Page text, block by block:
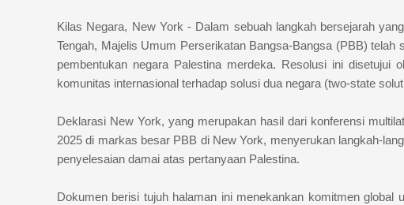
Kilas Negara, New York - Dalam sebuah langkah bersejarah
Tengah, Majelis Umum Perserikatan Bangsa-Bangsa (PBB)
pembentukan negara Palestina merdeka. Resolusi ini disetujui
komunitas internasional terhadap solusi dua negara (two-state
Deklarasi New York, yang merupakan hasil dari konferensi
2025 di markas besar PBB di New York, menyerukan langkah-
penyelesaian damai atas pertanyaan Palestina.
Dokumen berisi tujuh halaman ini menekankan komitmen